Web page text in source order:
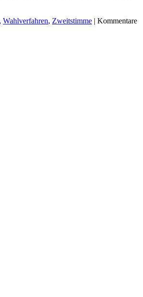
, Wahlverfahren, Zweitstimme | Kommentare